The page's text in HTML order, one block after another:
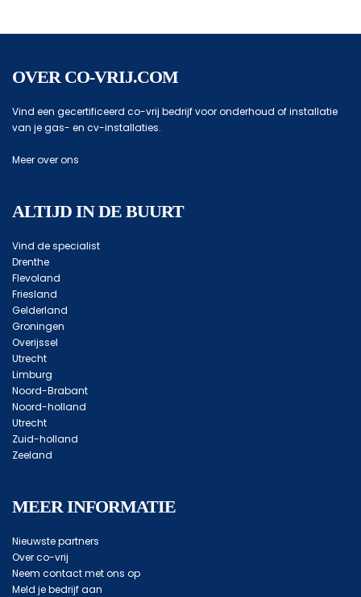
OVER CO-VRIJ.COM
Vind een gecertificeerd co-vrij bedrijf voor onderhoud of installatie
van je gas- en cv-installaties.
Meer over ons
ALTIJD IN DE BUURT
Vind de specialist
Drenthe
Flevoland
Friesland
Gelderland
Groningen
Overijssel
Utrecht
Limburg
Noord-Brabant
Noord-holland
Utrecht
Zuid-holland
Zeeland
MEER INFORMATIE
Nieuwste partners
Over co-vrij
Neem contact met ons op
Meld je bedrijf aan